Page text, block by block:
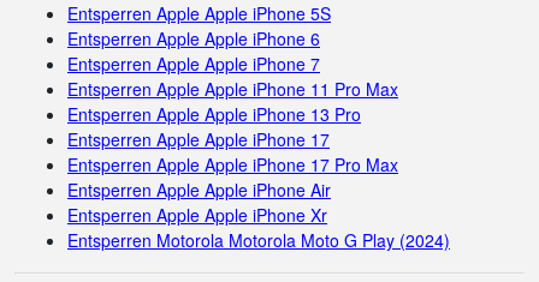
Entsperren Apple Apple iPhone 5S
Entsperren Apple Apple iPhone 6
Entsperren Apple Apple iPhone 7
Entsperren Apple Apple iPhone 11 Pro Max
Entsperren Apple Apple iPhone 13 Pro
Entsperren Apple Apple iPhone 17
Entsperren Apple Apple iPhone 17 Pro Max
Entsperren Apple Apple iPhone Air
Entsperren Apple Apple iPhone Xr
Entsperren Motorola Motorola Moto G Play (2024)